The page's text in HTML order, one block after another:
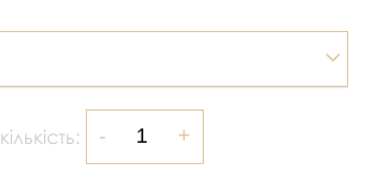
кількість: